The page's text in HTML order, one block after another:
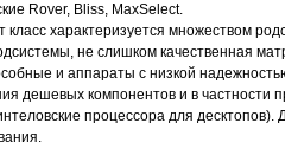
Rover, Bliss, MaxSelect.
класс характеризуется множеством
не слишком качественная
и аппараты с низкой
дешевых компонентов и в частности
процессора для десктопов).